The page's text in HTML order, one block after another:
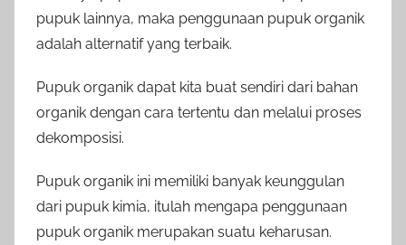
pupuk lainnya, maka penggunaan pupuk organik
adalah alternatif yang terbaik.
Pupuk organik dapat kita buat sendiri dari bahan
organik dengan cara tertentu dan melalui proses
dekomposisi.
Pupuk organik ini memiliki banyak keunggulan
dari pupuk kimia, itulah mengapa penggunaan
pupuk organik merupakan suatu keharusan.